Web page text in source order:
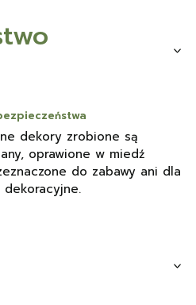
dekory zrobione są
oprawione w miedź
do zabawy ani dla